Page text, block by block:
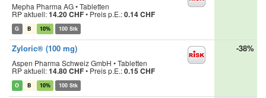
Mepha Pharma AG • Tabletten
RP aktuell:14.20 CHF• Preis p.E.:0.14 CHF
G B 10% 100 Stk
Zyloric® (100 mg)
Aspen Pharma Schweiz GmbH • Tabletten
RP aktuell:14.80 CHF• Preis p.E.:0.15 CHF
O B 10% 100 Stk
-38%